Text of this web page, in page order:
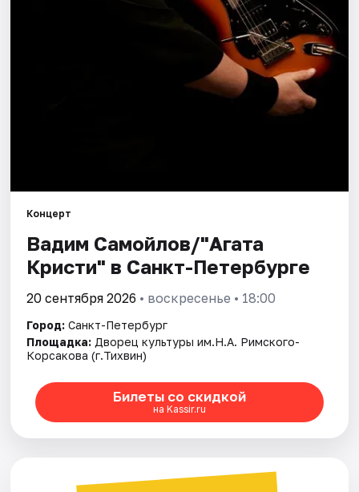
Концерт
Вадим Самойлов/"Агата
Кристи" в Санкт-Петербурге
20 сентября 2026 • воскресенье • 18:00
Город: Санкт-Петербург
Площадка: Дворец культуры им.Н.А. Римского-
Корсакова (г.Тихвин)
Билеты со скидкой
на Kassir.ru